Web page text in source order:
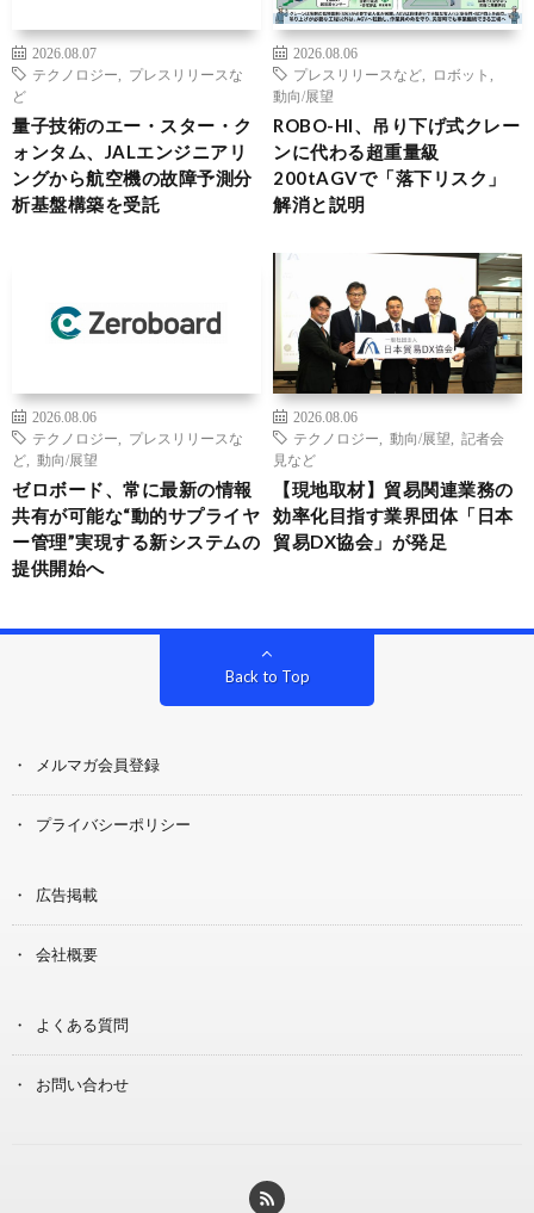
2026.08.07
テクノロジー
プレスリリースな
ど
量子技術のエー・スター・ク
ォンタム、JALエンジニアリ
ングから航空機の故障予測分
析基盤構築を受託
2026.08.06
プレスリリースなど
ロボット
動向/展望
ROBO-HI、吊り下げ式クレー
ンに代わる超重量級
200tAGVで「落下リスク」
解消と説明
2026.08.06
テクノロジー
プレスリリースな
ど
動向/展望
ゼロボード、常に最新の情報
共有が可能な“動的サプライヤ
ー管理”実現する新システムの
提供開始へ
2026.08.06
テクノロジー
動向/展望
記者会
見など
【現地取材】貿易関連業務の
効率化目指す業界団体「日本
貿易DX協会」が発足
Back to Top
メルマガ会員登録
プライバシーポリシー
広告掲載
会社概要
よくある質問
お問い合わせ